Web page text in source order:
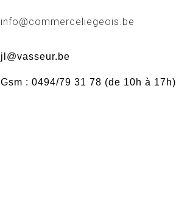
info@commerceliegeois.be
jl@vasseur.be
Gsm : 0494/79 31 78 (de 10h à 17h)